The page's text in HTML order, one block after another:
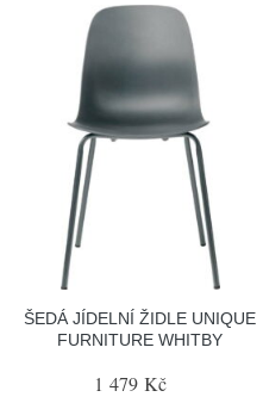
ŠEDÁ JÍDELNÍ ŽIDLE UNIQUE
FURNITURE WHITBY
1 479 Kč